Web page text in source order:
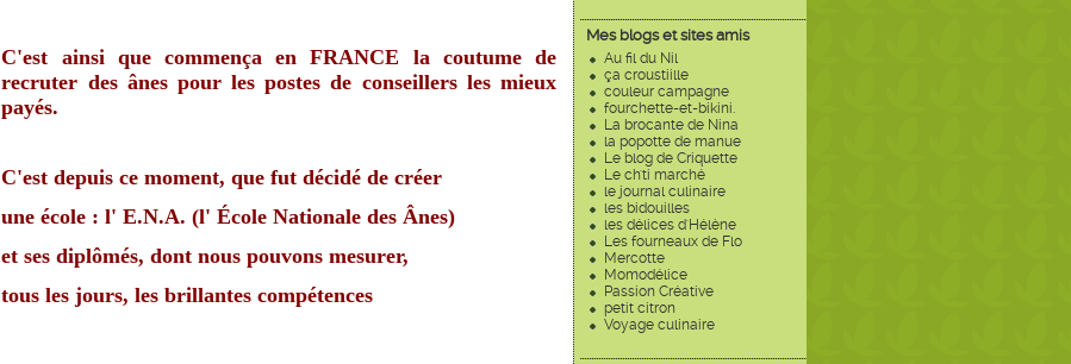
Mes blogs et sites amis
Au fil du Nil
ça croustiille
couleur campagne
fourchette-et-bikini.
La brocante de Nina
la popotte de manue
Le blog de Criquette
Le ch'ti marché
le journal culinaire
les bidouilles
les délices d'Hélène
Les fourneaux de Flo
Mercotte
Momodélice
Passion Créative
petit citron
Voyage culinaire
C'est ainsi que commença en FRANCE la coutume de
recruter des ânes pourles postes de conseillers les mieux
payés.
C'est depuis ce moment, que fut décidé de créer
une école : l' E.N.A. (l' École Nationale des Ânes)
et ses diplômés, dont nous pouvons mesurer,
tous les jours, les brillantes compétences